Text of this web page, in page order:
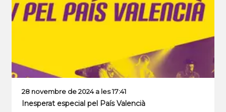
28 novembre de 2024 a les 17:41
Inesperat especial pel País Valencià